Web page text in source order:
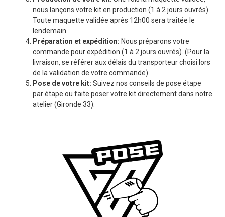
nous lançons votre kit en production (1 à 2 jours ouvrés).
Toute maquette validée après 12h00 sera traitée le
lendemain.
Préparation et expédition: Nous préparons votre
commande pour expédition (1 à 2 jours ouvrés). (Pour la
livraison, se référer aux délais du transporteur choisi lors
de la validation de votre commande).
Pose de votre kit: Suivez nos conseils de pose étape
par étape ou faite poser votre kit directement dans notre
atelier (Gironde 33).